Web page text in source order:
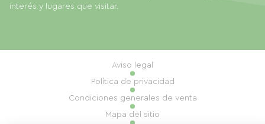
interés y lugares que visitar.
Aviso legal
Política de privacidad
Condiciones generales de venta
Mapa del sitio